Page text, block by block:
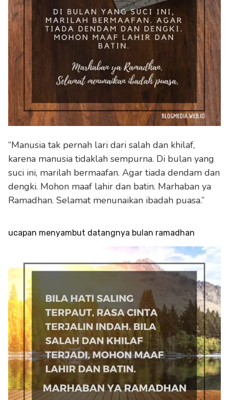
“Manusia tak pernah lari dari salah dan khilaf,
karena manusia tidaklah sempurna. Di bulan yang
suci ini, marilah bermaafan. Agar tiada dendam dan
dengki. Mohon maaf lahir dan batin. Marhaban ya
Ramadhan. Selamat menunaikan ibadah puasa.”
ucapan menyambut datangnya bulan ramadhan